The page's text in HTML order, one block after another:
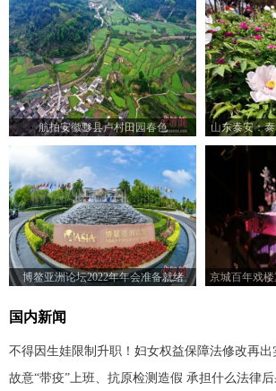
航拍安徽黟县卢村田园春色
山东泰安：
博鳌亚洲论坛2022年年会准备就绪
京城百年戏
国内新闻
不得因生娃限制升职！妇女权益保障法修改再出
故意“带疫”上班、抗原检测造假 承担什么法律后